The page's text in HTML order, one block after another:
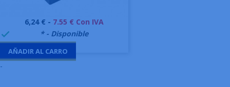
Precio
6,24 € - 7.55 € Con IVA
 * - Disponible
AÑADIR AL CARRO
-